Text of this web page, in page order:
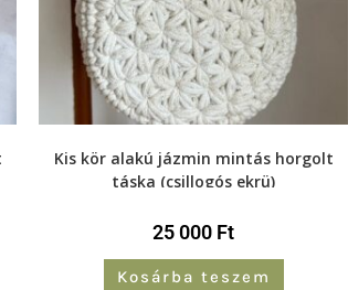
Kis kör alakú jázmin mintás horgolt
táska (csillogós ekrü)
25 000 Ft
Kosárba teszem